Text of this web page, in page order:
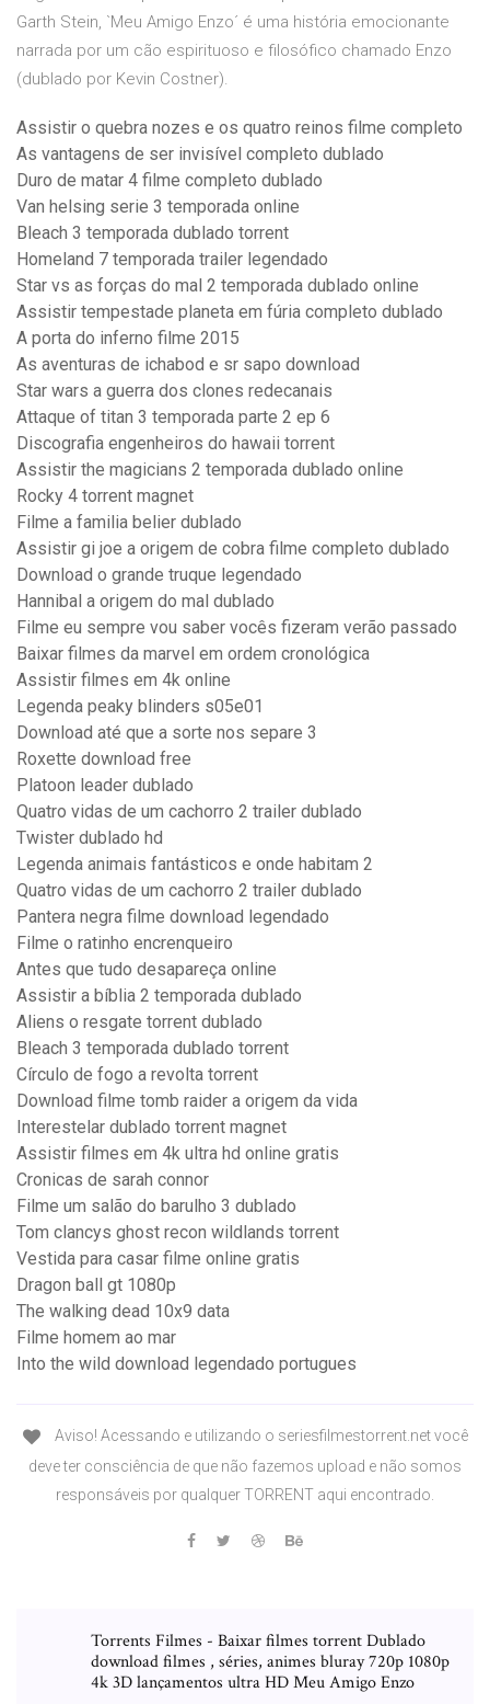
Garth Stein, `Meu Amigo Enzo´ é uma história emocionante
narrada por um cão espirituoso e filosófico chamado Enzo
(dublado por Kevin Costner).
Assistir o quebra nozes e os quatro reinos filme completo
As vantagens de ser invisível completo dublado
Duro de matar 4 filme completo dublado
Van helsing serie 3 temporada online
Bleach 3 temporada dublado torrent
Homeland 7 temporada trailer legendado
Star vs as forças do mal 2 temporada dublado online
Assistir tempestade planeta em fúria completo dublado
A porta do inferno filme 2015
As aventuras de ichabod e sr sapo download
Star wars a guerra dos clones redecanais
Attaque of titan 3 temporada parte 2 ep 6
Discografia engenheiros do hawaii torrent
Assistir the magicians 2 temporada dublado online
Rocky 4 torrent magnet
Filme a familia belier dublado
Assistir gi joe a origem de cobra filme completo dublado
Download o grande truque legendado
Hannibal a origem do mal dublado
Filme eu sempre vou saber vocês fizeram verão passado
Baixar filmes da marvel em ordem cronológica
Assistir filmes em 4k online
Legenda peaky blinders s05e01
Download até que a sorte nos separe 3
Roxette download free
Platoon leader dublado
Quatro vidas de um cachorro 2 trailer dublado
Twister dublado hd
Legenda animais fantásticos e onde habitam 2
Quatro vidas de um cachorro 2 trailer dublado
Pantera negra filme download legendado
Filme o ratinho encrenqueiro
Antes que tudo desapareça online
Assistir a bíblia 2 temporada dublado
Aliens o resgate torrent dublado
Bleach 3 temporada dublado torrent
Círculo de fogo a revolta torrent
Download filme tomb raider a origem da vida
Interestelar dublado torrent magnet
Assistir filmes em 4k ultra hd online gratis
Cronicas de sarah connor
Filme um salão do barulho 3 dublado
Tom clancys ghost recon wildlands torrent
Vestida para casar filme online gratis
Dragon ball gt 1080p
The walking dead 10x9 data
Filme homem ao mar
Into the wild download legendado portugues
Aviso! Acessando e utilizando o seriesfilmestorrent.net você
deve ter consciência de que não fazemos upload e não somos
responsáveis por qualquer TORRENT aqui encontrado.
Torrents Filmes - Baixar filmes torrent Dublado
download filmes , séries, animes bluray 720p 1080p
4k 3D lançamentos ultra HD Meu Amigo Enzo